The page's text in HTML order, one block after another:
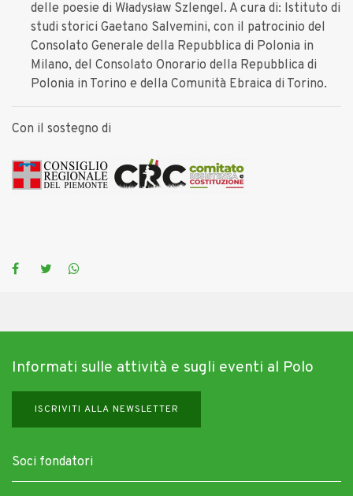
delle poesie di Władysław Szlengel. A cura di: Istituto di
studi storici Gaetano Salvemini, con il patrocinio del
Consolato Generale della Repubblica di Polonia in
Milano, del Consolato Onorario della Repubblica di
Polonia in Torino e della Comunità Ebraica di Torino.
Con il sostegno di
Informati sulle attività e sugli eventi al Polo
ISCRIVITI ALLA NEWSLETTER
Soci fondatori